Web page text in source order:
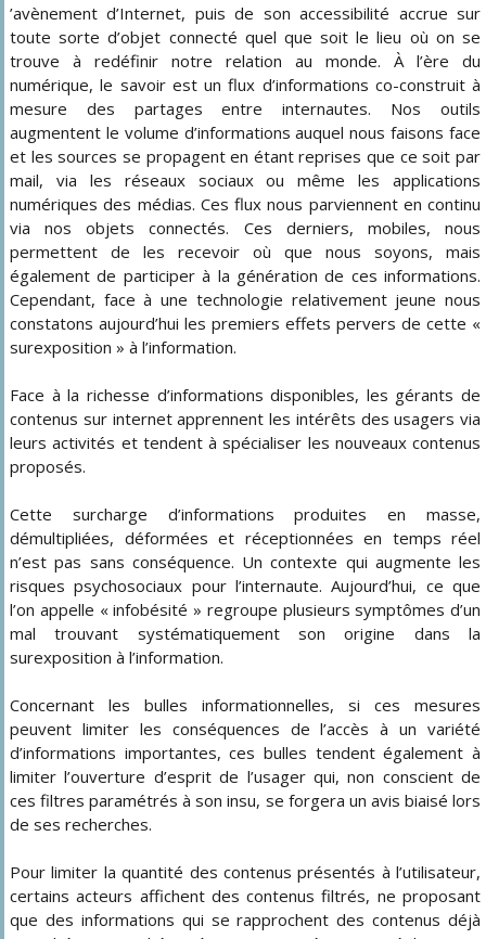
’avènement d’Internet, puis de son accessibilité accrue sur
toute sorte d’objet connecté quel que soit le lieu où on se
trouve à redéfinir notre relation au monde. À l’ère du
numérique, le savoir est un flux d’informations co-construit à
mesure des partages entre internautes. Nos outils
augmentent le volume d’informations auquel nous faisons face
et les sources se propagent en étant reprises que ce soit par
mail, via les réseaux sociaux ou même les applications
numériques des médias. Ces flux nous parviennent en continu
via nos objets connectés. Ces derniers, mobiles, nous
permettent de les recevoir où que nous soyons, mais
également de participer à la génération de ces informations.
Cependant, face à une technologie relativement jeune nous
constatons aujourd’hui les premiers effets pervers de cette «
surexposition » à l’information.
Face à la richesse d’informations disponibles, les gérants de
contenus sur internet apprennent les intérêts des usagers via
leurs activités et tendent à spécialiser les nouveaux contenus
proposés.
Cette surcharge d’informations produites en masse,
démultipliées, déformées et réceptionnées en temps réel
n’est pas sans conséquence. Un contexte qui augmente les
risques psychosociaux pour l’internaute. Aujourd’hui, ce que
l’on appelle « infobésité » regroupe plusieurs symptômes d’un
mal trouvant systématiquement son origine dans la
surexposition à l’information.
Concernant les bulles informationnelles, si ces mesures
peuvent limiter les conséquences de l’accès à un variété
d’informations importantes, ces bulles tendent également à
limiter l’ouverture d’esprit de l’usager qui, non conscient de
ces filtres paramétrés à son insu, se forgera un avis biaisé lors
de ses recherches.
Pour limiter la quantité des contenus présentés à l’utilisateur,
certains acteurs affichent des contenus filtrés, ne proposant
que des informations qui se rapprochent des contenus déjà